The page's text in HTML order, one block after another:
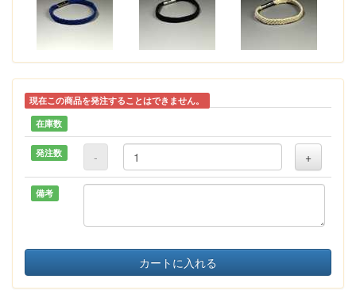
現在この商品を発注することはできません。
在庫数
発注数 - +
備考
カートに入れる